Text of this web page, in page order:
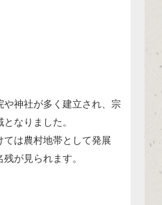
や神社が多く建立され、宗
なりました。
ては農村地帯として発展
が見られます。